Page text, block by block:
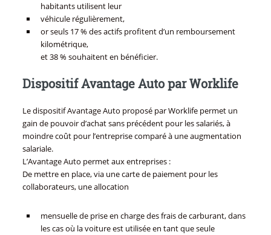
habitants utilisent leur
véhicule régulièrement,
or seuls 17 % des actifs profitent d’un remboursement
kilométrique,
et 38 % souhaitent en bénéficier.
Dispositif Avantage Auto par Worklife
Le dispositif Avantage Auto proposé par Worklife permet un
gain de pouvoir d’achat sans précédent pour les salariés, à
moindre coût pour l’entreprise comparé à une augmentation
salariale.
L’Avantage Auto permet aux entreprises :
De mettre en place, via une carte de paiement pour les
collaborateurs, une allocation
mensuelle de prise en charge des frais de carburant, dans
les cas où la voiture est utilisée en tant que seule